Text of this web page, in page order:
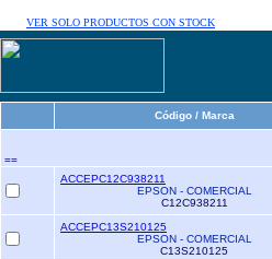
VER SOLO PRODUCTOS CON STOCK
Código / Marca
==
ACCEPC12C938211
EPSON - COMERCIAL
C12C938211
ACCEPC13S210125
EPSON - COMERCIAL
C13S210125